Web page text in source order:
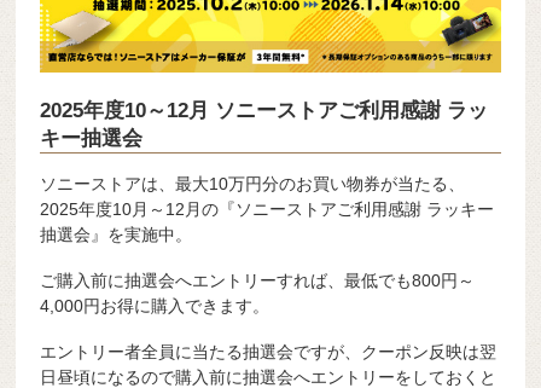
2025年度10～12月 ソニーストアご利用感謝 ラッ
キー抽選会
ソニーストアは、最大10万円分のお買い物券が当たる、
2025年度10月～12月の『ソニーストアご利用感謝 ラッキー
抽選会』を実施中。
ご購入前に抽選会へエントリーすれば、最低でも800円～
4,000円お得に購入できます。
エントリー者全員に当たる抽選会ですが、クーポン反映は翌
日昼頃になるので購入前に抽選会へエントリーをしておくと